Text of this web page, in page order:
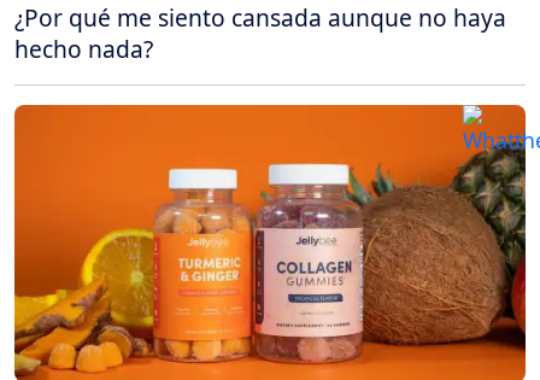
¿Por qué me siento cansada aunque no haya
hecho nada?